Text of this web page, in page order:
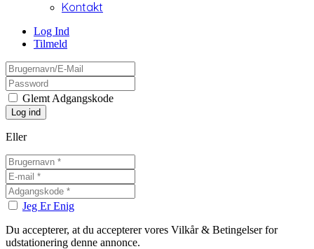
Kontakt
Log Ind
Tilmeld
Glemt Adgangskode
Eller
Jeg Er Enig
Du accepterer, at du accepterer vores Vilkår & Betingelser for
udstationering denne annonce.